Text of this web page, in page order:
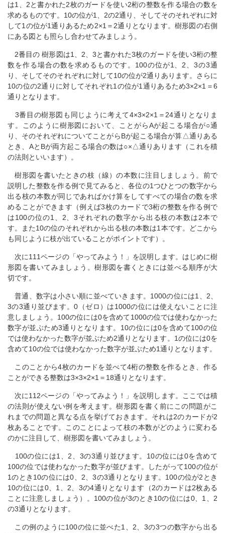
は1、2と書かれた2枚のガードを使い2桁の整数を作る場合の数を
求めるものです。10の位が1、2の2通り、そしてそのそれぞれに対
して1の位が1通りあるため2×1＝2通りとなります。樹形図の右側
にある図とも照らし合わせてみましょう。
2番目の 樹形図は1、2、3と書かれた3枚のガードを使い3桁の整
数を作る場合の数を求めるものです。100の位が1、2、3の3通
り、そしてそのそれぞれに対して10の位が2通りあります。さらに
10の位の2通りに対してそれぞれ1の位が1通りあるため3×2×1＝6
通りとなります。
3番目の樹形図も同じように考えて4×3×2×1＝24通りとなりま
す。このように樹形図において、ことがらAが起こる場合が○通
り、そのそれぞれについてことがらBが起こる場合が算△通りある
とき、AとBが両方起こる場合の数は○×△通りあります（これを積
の法則といいます）。
樹形図を書いたときの枝（線）の本数に注目しましょう。前で
説明した整数を作る例で見てみると、各位の1つひとつの数字から
出る枝の本数が同じであればかけ算をしてすべての場合の数を求
めることができます（例えば3枚のカードで3桁の整数を作る例で
は100の位の1、2、3それぞれの数字から出る枝の本数は2本で
す。また10の位のそれぞれから出る枝の本数は1本です。どこから
も同じように枝が出ていることがポイントです）。
次に111ページの「やってみよう！」を説明します。はじめに樹
形図を書いてみましょう。樹形図を書くときには並べる順序が大
切です。
普通、数字は小さい順に並べていきます。1000の位には1、2、
3の3通り並びます。0（ゼロ）は1000の位には使えないことに注
意しましょう。100の位には0を含めて1000の位では使わなかった
数字が並ぶため3通りとなります。10の位には0を含めて100の位
では使わなかった数字が並ぶため2通りとなります。1の位には0を
含めて10の位では使わなかった数字が並ぶため1通りとなります。
このことから4枚のカードを並べて4桁の整数を作るとき、作る
ことができる整数は3×3×2×1＝18通りとなります。
次に112ページの「やってみよう！」を説明します。ここでは積
の法則が使えない例を考えます。樹形図を書く前にこの問題がこ
れまでの問題と異なる点を挙げておきます。それは2のカードが2
枚あることです。このことによって枝の本数がどのように変わる
のかに注目して、樹形図を書いてみましょう。
100の位には1、2、3の3通り並びます。10の位には0を含めて
100の位では使わなかった数字が並びます。したがって100の位が
1のとき10の位には0、2、3の3通りとなります。100の位が2とき
10の位には0、1、2、3の4通りとなります（2のカードは2枚ある
ことに注意しましょう）。100の位が3のとき10の位には0、1、2
の3通りとなります。
この例のように100の位に並べた1、2、3の3つの数字から出る